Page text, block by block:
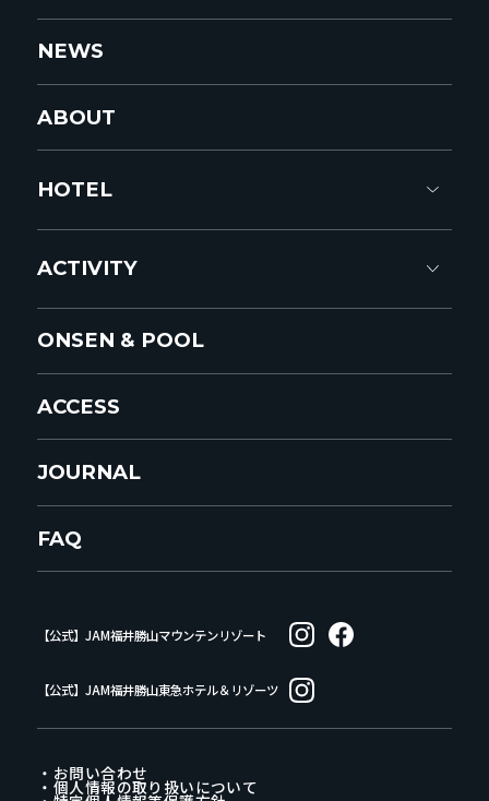
NEWS
ABOUT
HOTEL
ACTIVITY
ONSEN & POOL
ACCESS
JOURNAL
FAQ
【公式】JAM福井勝山マウンテンリゾート
【公式】JAM福井勝山東急ホテル＆リゾーツ
・お問い合わせ
・個人情報の取り扱いについて